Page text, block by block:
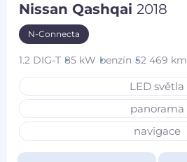
Nissan Qashqai2018
N-Connecta
1.2 DIG-T 85 kW benzín 52 469 km
LED světla
panorama
navigace